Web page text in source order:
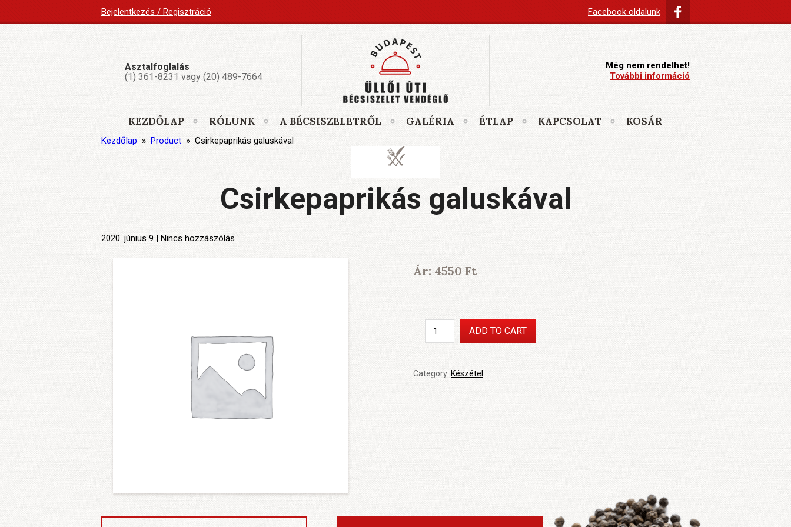
Bejelentkezés / Regisztráció Facebook oldalunk
Asztalfoglalás
(1) 361-8231 vagy (20) 489-7664
Még nem rendelhet!
További információ
KEZDŐLAP RÓLUNK A BÉCSISZELETRŐL GALÉRIA ÉTLAP KAPCSOLAT KOSÁR
Kezdőlap » Product »Csirkepaprikás galuskával
Csirkepaprikás galuskával
2020. június 9 | Nincs hozzászólás
Ár: 4550 Ft
Csirkepaprikás
galuskával
ADD TO CART
Category: Készétel